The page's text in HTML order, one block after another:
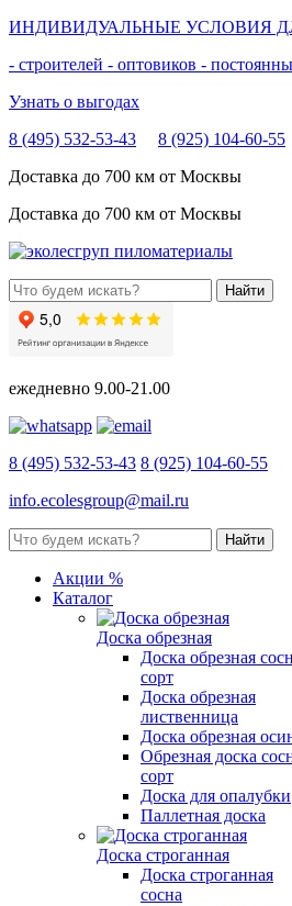
ИНДИВИДУАЛЬНЫЕ УСЛОВИЯ
- строителей - оптовиков -
Узнать о выгодах
8 (495) 532-53-43
8 (925) 104-60-55
Доставка до 700 км от Москвы
Доставка до 700 км от Москвы
ежедневно 9.00-21.00
8 (495) 532-53-43 8 (925) 104-60-55
info.ecolesgroup@mail.ru
Акции %
Каталог
Доска обрезная
Доска обрезная
сорт
Доска обрезная
лиственница
Доска обрезная
Обрезная доска
сорт
Доска для опалубки
Паллетная доска
Доска строганная
Доска строганная
сосна